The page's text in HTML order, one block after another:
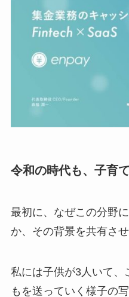
令和の時代も、子育
最初に、なぜこの分野
か、その背景を共有させ
私には子供が3人いて、
もを送っていく様子の写